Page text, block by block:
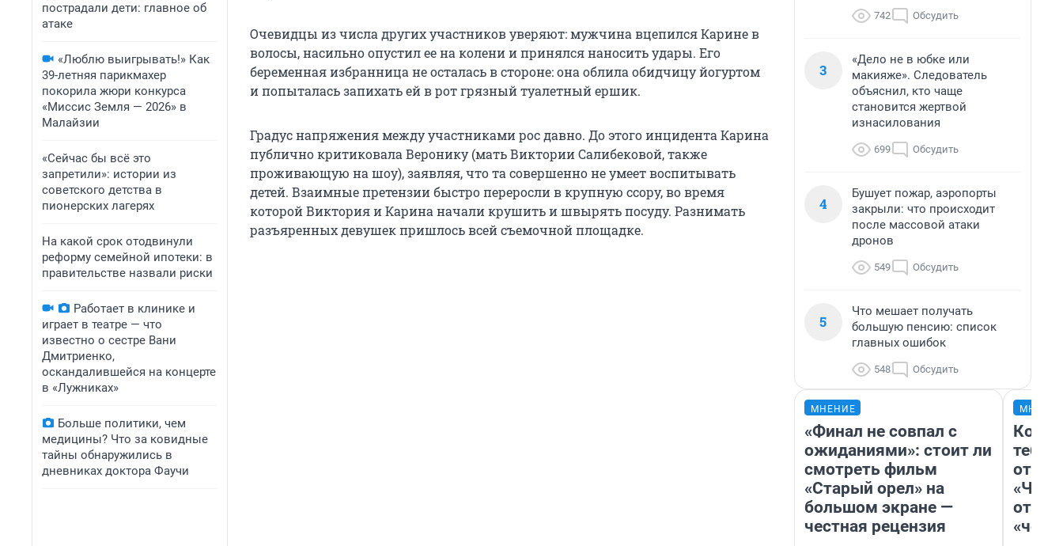
пострадали дети: главное об
атаке
«Люблю выигрывать!» Как
39-летняя парикмахер
покорила жюри конкурса
«Миссис Земля — 2026» в
Малайзии
«Сейчас бы всё это
запретили»: истории из
советского детства в
пионерских лагерях
На какой срок отодвинули
реформу семейной ипотеки: в
правительстве назвали риски
Работает в клинике и
играет в театре — что
известно о сестре Вани
Дмитриенко,
оскандалившейся на концерте
в «Лужниках»
Больше политики, чем
медицины? Что за ковидные
тайны обнаружились в
дневниках доктора Фаучи
Очевидцы из числа других участников уверяют: мужчина вцепился Карине в
волосы, насильно опустил ее на колени и принялся наносить удары. Его
беременная избранница не осталась в стороне: она облила обидчицу йогуртом
и попыталась запихать ей в рот грязный туалетный ершик.
Градус напряжения между участниками рос давно. До этого инцидента Карина
публично критиковала Веронику (мать Виктории Салибековой, также
проживающую на шоу), заявляя, что та совершенно не умеет воспитывать
детей. Взаимные претензии быстро переросли в крупную ссору, во время
которой Виктория и Карина начали крушить и швырять посуду. Разнимать
разъяренных девушек пришлось всей съемочной площадке.
742 Обсудить
3
«Дело не в юбке или
макияже». Следователь
объяснил, кто чаще
становится жертвой
изнасилования
699 Обсудить
4
Бушует пожар, аэропорты
закрыли: что происходит
после массовой атаки
дронов
549 Обсудить
5
Что мешает получать
большую пенсию: список
главных ошибок
548 Обсудить
МНЕНИЕ
«Финал не совпал с
ожиданиями»: стоит ли
смотреть фильм
«Старый орел» на
большом экране —
честная рецензия
тебя